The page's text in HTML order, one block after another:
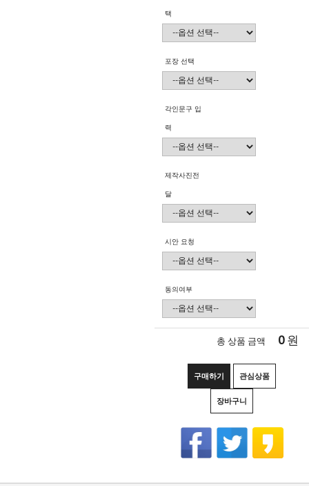
택
포장 선택
각인문구 입
력
제작사진전
달
시안 요청
동의여부
총 상품 금액 0원
구매하기 관심상품
장바구니